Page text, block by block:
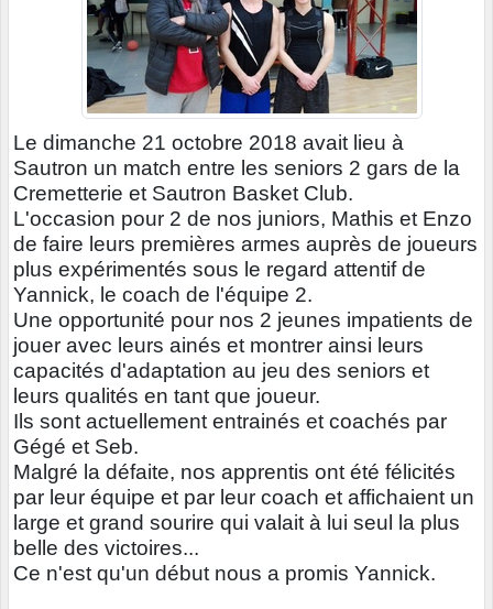
Le dimanche 21 octobre 2018 avait lieu à
Sautron un match entre les seniors 2 gars de la
Cremetterie et Sautron Basket Club.
L'occasion pour 2 de nos juniors, Mathis et Enzo
de faire leurs premières armes auprès de joueurs
plus expérimentés sous le regard attentif de
Yannick, le coach de l'équipe 2.
Une opportunité pour nos 2 jeunes impatients de
jouer avec leurs ainés et montrer ainsi leurs
capacités d'adaptation au jeu des seniors et
leurs qualités en tant que joueur.
Ils sont actuellement entrainés et coachés par
Gégé et Seb.
Malgré la défaite, nos apprentis ont été félicités
par leur équipe et par leur coach et affichaient un
large et grand sourire qui valait à lui seul la plus
belle des victoires...
Ce n'est qu'un début nous a promis Yannick.